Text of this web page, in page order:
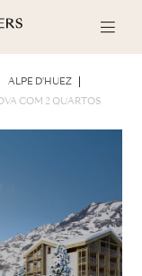
ALPE D'HUEZ
COM 2 QUARTOS